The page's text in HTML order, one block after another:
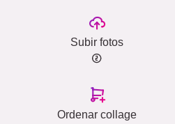
Subir fotos
Ordenar collage